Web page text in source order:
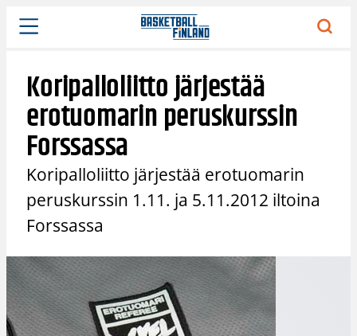
Siirry
sisältöön
Koripalloliitto järjestää
erotuomarin peruskurssin
Forssassa
Koripalloliitto järjestää erotuomarin
peruskurssin 1.11. ja 5.11.2012 iltoina
Forssassa